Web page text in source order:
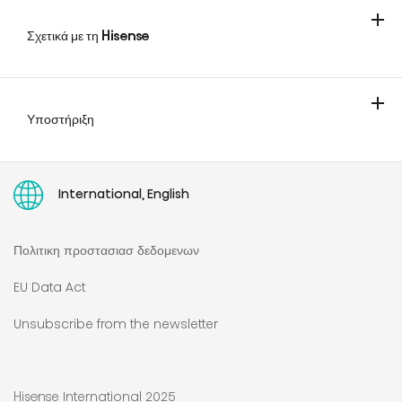
Σχετικά με τη Hisense
Υποστήριξη
International, English
Πολιτικη προστασιασ δεδομενων
EU Data Act
Unsubscribe from the newsletter
Hisense International 2025